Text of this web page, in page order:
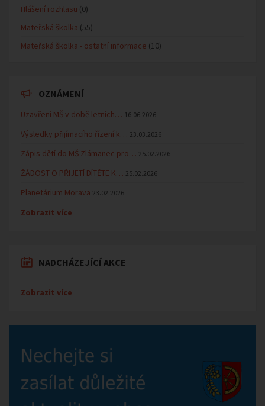
Hlášení rozhlasu (0)
Mateřská školka (55)
Mateřská školka - ostatní informace (10)
OZNÁMENÍ
Uzavření MŠ v době letních… 16.06.2026
Výsledky přijímacího řízení k… 23.03.2026
Zápis dětí do MŠ Zlámanec pro… 25.02.2026
ŽÁDOST O PŘIJETÍ DÍTĚTE K… 25.02.2026
Planetárium Morava 23.02.2026
Zobrazit více
NADCHÁZEJÍCÍ AKCE
Zobrazit více